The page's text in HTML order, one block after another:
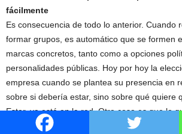
fácilmente
Es consecuencia de todo lo anterior. Cuando
formar grupos, es automático que se formen
marcas concretos, tanto como a opciones
personalidades públicas. Hoy por hoy la
empresa cuando se plantea su presencia en
sobre si debería estar, sino sobre qué quiere
Estar, ya está en la red. Otra cosa es que lo
o malo. La proliferación de blogs y foros de